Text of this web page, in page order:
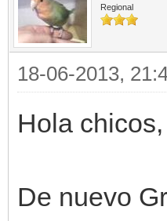
Regional
18-06-2013,
Hola
De nuevo